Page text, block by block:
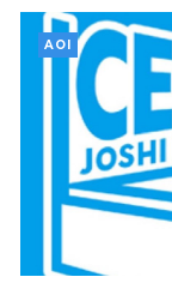
SCSA867-Aug 07
WWE:
por várias
SCSA867 -Aug 06
AOI